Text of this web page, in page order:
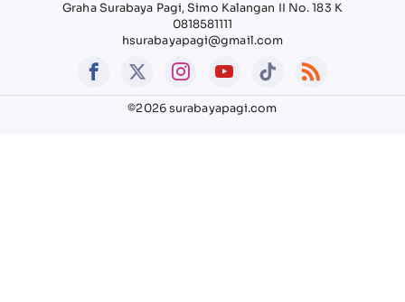
Graha Surabaya Pagi, Simo Kalangan II No. 183 K
0818581111
hsurabayapagi@gmail.com
©2026 surabayapagi.com